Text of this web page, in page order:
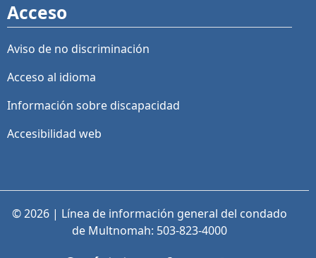
Acceso
Aviso de no discriminación
Acceso al idioma
Información sobre discapacidad
Accesibilidad web
© 2026 | Línea de información general del condado
de Multnomah: 503-823-4000